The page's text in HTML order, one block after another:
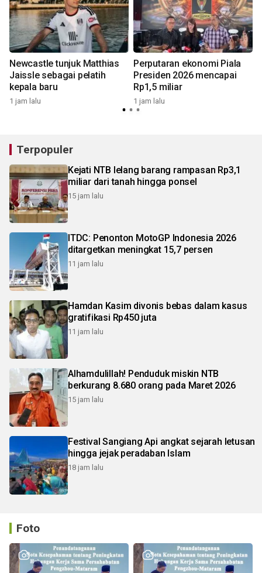
Newcastle tunjuk Matthias
Jaissle sebagai pelatih
kepala baru
1 jam lalu
Perputaran ekonomi Piala
Presiden 2026 mencapai
Rp1,5 miliar
1 jam lalu
Terpopuler
Kejati NTB lelang barang rampasan Rp3,1
miliar dari tanah hingga ponsel
15 jam lalu
ITDC: Penonton MotoGP Indonesia 2026
ditargetkan meningkat 15,7 persen
11 jam lalu
Hamdan Kasim divonis bebas dalam kasus
gratifikasi Rp450 juta
11 jam lalu
Alhamdulillah! Penduduk miskin NTB
berkurang 8.680 orang pada Maret 2026
15 jam lalu
Festival Sangiang Api angkat sejarah letusan
hingga jejak peradaban Islam
18 jam lalu
Foto